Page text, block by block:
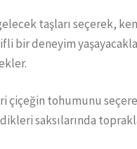
taşları seçerek,
bir deneyim
çiçeğin tohumunu
saksılarında